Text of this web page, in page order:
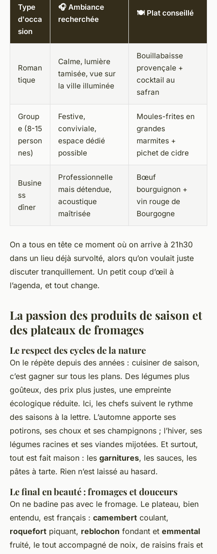
Type
d'occa
sion
🎧 Ambiance
recherchée
🍽️ Plat conseillé
Roman
tique
Calme, lumière
tamisée, vue sur
la ville illuminée
Bouillabaisse
provençale +
cocktail au
safran
Group
e (8-15
person
nes)
Festive,
conviviale,
espace dédié
possible
Moules-frites en
grandes
marmites +
pichet de cidre
Busine
ss
dîner
Professionnelle
mais détendue,
acoustique
maîtrisée
Bœuf
bourguignon +
vin rouge de
Bourgogne
On a tous en tête ce moment où on arrive à 21h30
dans un lieu déjà survolté, alors qu’on voulait juste
discuter tranquillement. Un petit coup d’œil à
l’agenda, et tout change.
La passion des produits de saison et
des plateaux de fromages
Le respect des cycles de la nature
On le répète depuis des années : cuisiner de saison,
c’est gagner sur tous les plans. Des légumes plus
goûteux, des prix plus justes, une empreinte
écologique réduite. Ici, les chefs suivent le rythme
des saisons à la lettre. L’automne apporte ses
potirons, ses choux et ses champignons ; l’hiver, ses
légumes racines et ses viandes mijotées. Et surtout,
tout est fait maison : les garnitures, les sauces, les
pâtes à tarte. Rien n’est laissé au hasard.
Le final en beauté : fromages et douceurs
On ne badine pas avec le fromage. Le plateau, bien
entendu, est français : camembert coulant,
roquefort piquant, reblochon fondant et emmental
fruité, le tout accompagné de noix, de raisins frais et